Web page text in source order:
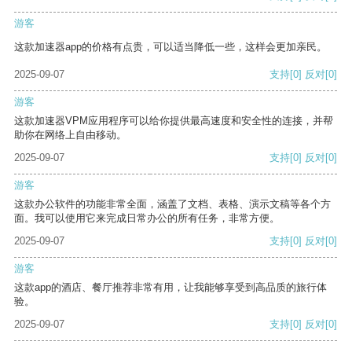
游客
这款加速器app的价格有点贵，可以适当降低一些，这样会更加亲民。
2025-09-07 支持[0] 反对[0]
游客
这款加速器VPM应用程序可以给你提供最高速度和安全性的连接，并帮
助你在网络上自由移动。
2025-09-07
支持[0] 反对[0]
游客
这款办公软件的功能非常全面，涵盖了文档、表格、演示文稿等各个方
面。我可以使用它来完成日常办公的所有任务，非常方便。
2025-09-07
支持[0] 反对[0]
游客
这款app的酒店、餐厅推荐非常有用，让我能够享受到高品质的旅行体
验。
2025-09-07
支持[0] 反对[0]